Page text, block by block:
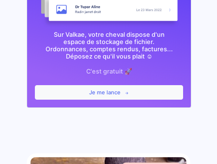
Sur Valkae, votre cheval dispose d'un
espace de stockage de fichier.
Ordonnances, comptes rendus, factures...
Déposez ce qu'il vous plait ☺️
C'est gratuit 🚀
Je me lance